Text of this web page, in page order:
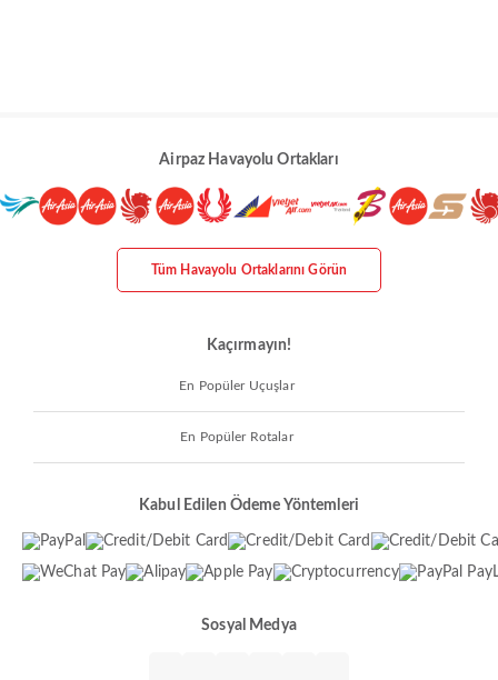
Airpaz Havayolu Ortakları
Tüm Havayolu Ortaklarını Görün
Kaçırmayın!
En Popüler Uçuşlar
En Popüler Rotalar
Kabul Edilen Ödeme Yöntemleri
Sosyal Medya